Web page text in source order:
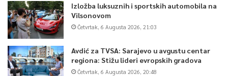
Izložba luksuznih i sportskih automobila na
Vilsonovom
Četvrtak, 6 Augusta 2026, 21:03
Avdić za TVSA: Sarajevo u avgustu centar
regiona: Stižu lideri evropskih gradova
Četvrtak, 6 Augusta 2026, 20:48